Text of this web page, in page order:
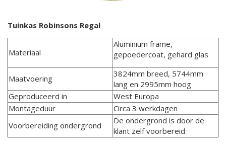
Tuinkas Robinsons Regal
Materiaal
Aluminium frame,
gepoedercoat, gehard glas
Maatvoering
3824mm breed, 5744mm
lang en 2995mm hoog
Geproduceerd in
West Europa
Montageduur
Circa 3 werkdagen
Voorbereiding ondergrond
De ondergrond is door de
klant zelf voorbereid